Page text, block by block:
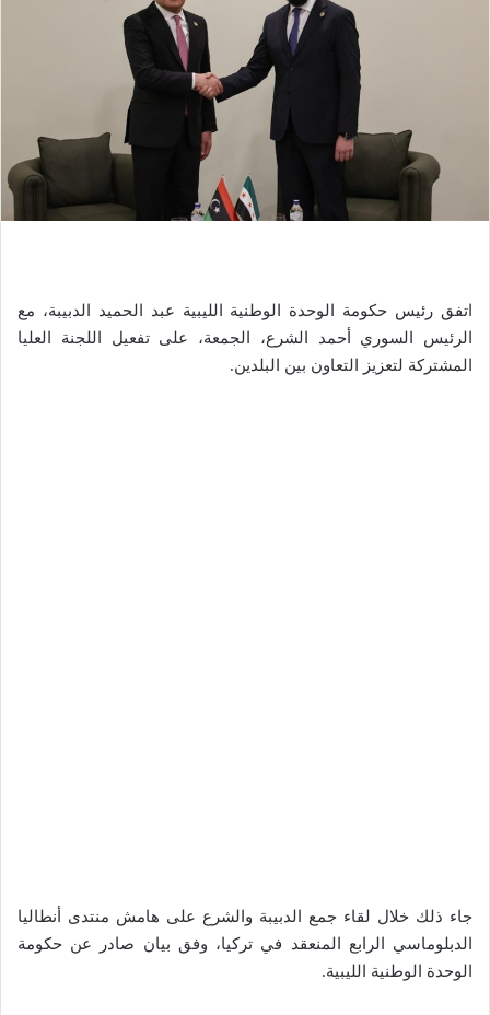
اتفق رئيس حكومة الوحدة الوطنية الليبية عبد الحميد الدبيبة، مع
الرئيس السوري أحمد الشرع، الجمعة، على تفعيل اللجنة العليا
المشتركة لتعزيز التعاون بين البلدين.
جاء ذلك خلال لقاء جمع الدبيبة والشرع على هامش منتدى أنطاليا
الدبلوماسي الرابع المنعقد في تركيا، وفق بيان صادر عن حكومة
الوحدة الوطنية الليبية.